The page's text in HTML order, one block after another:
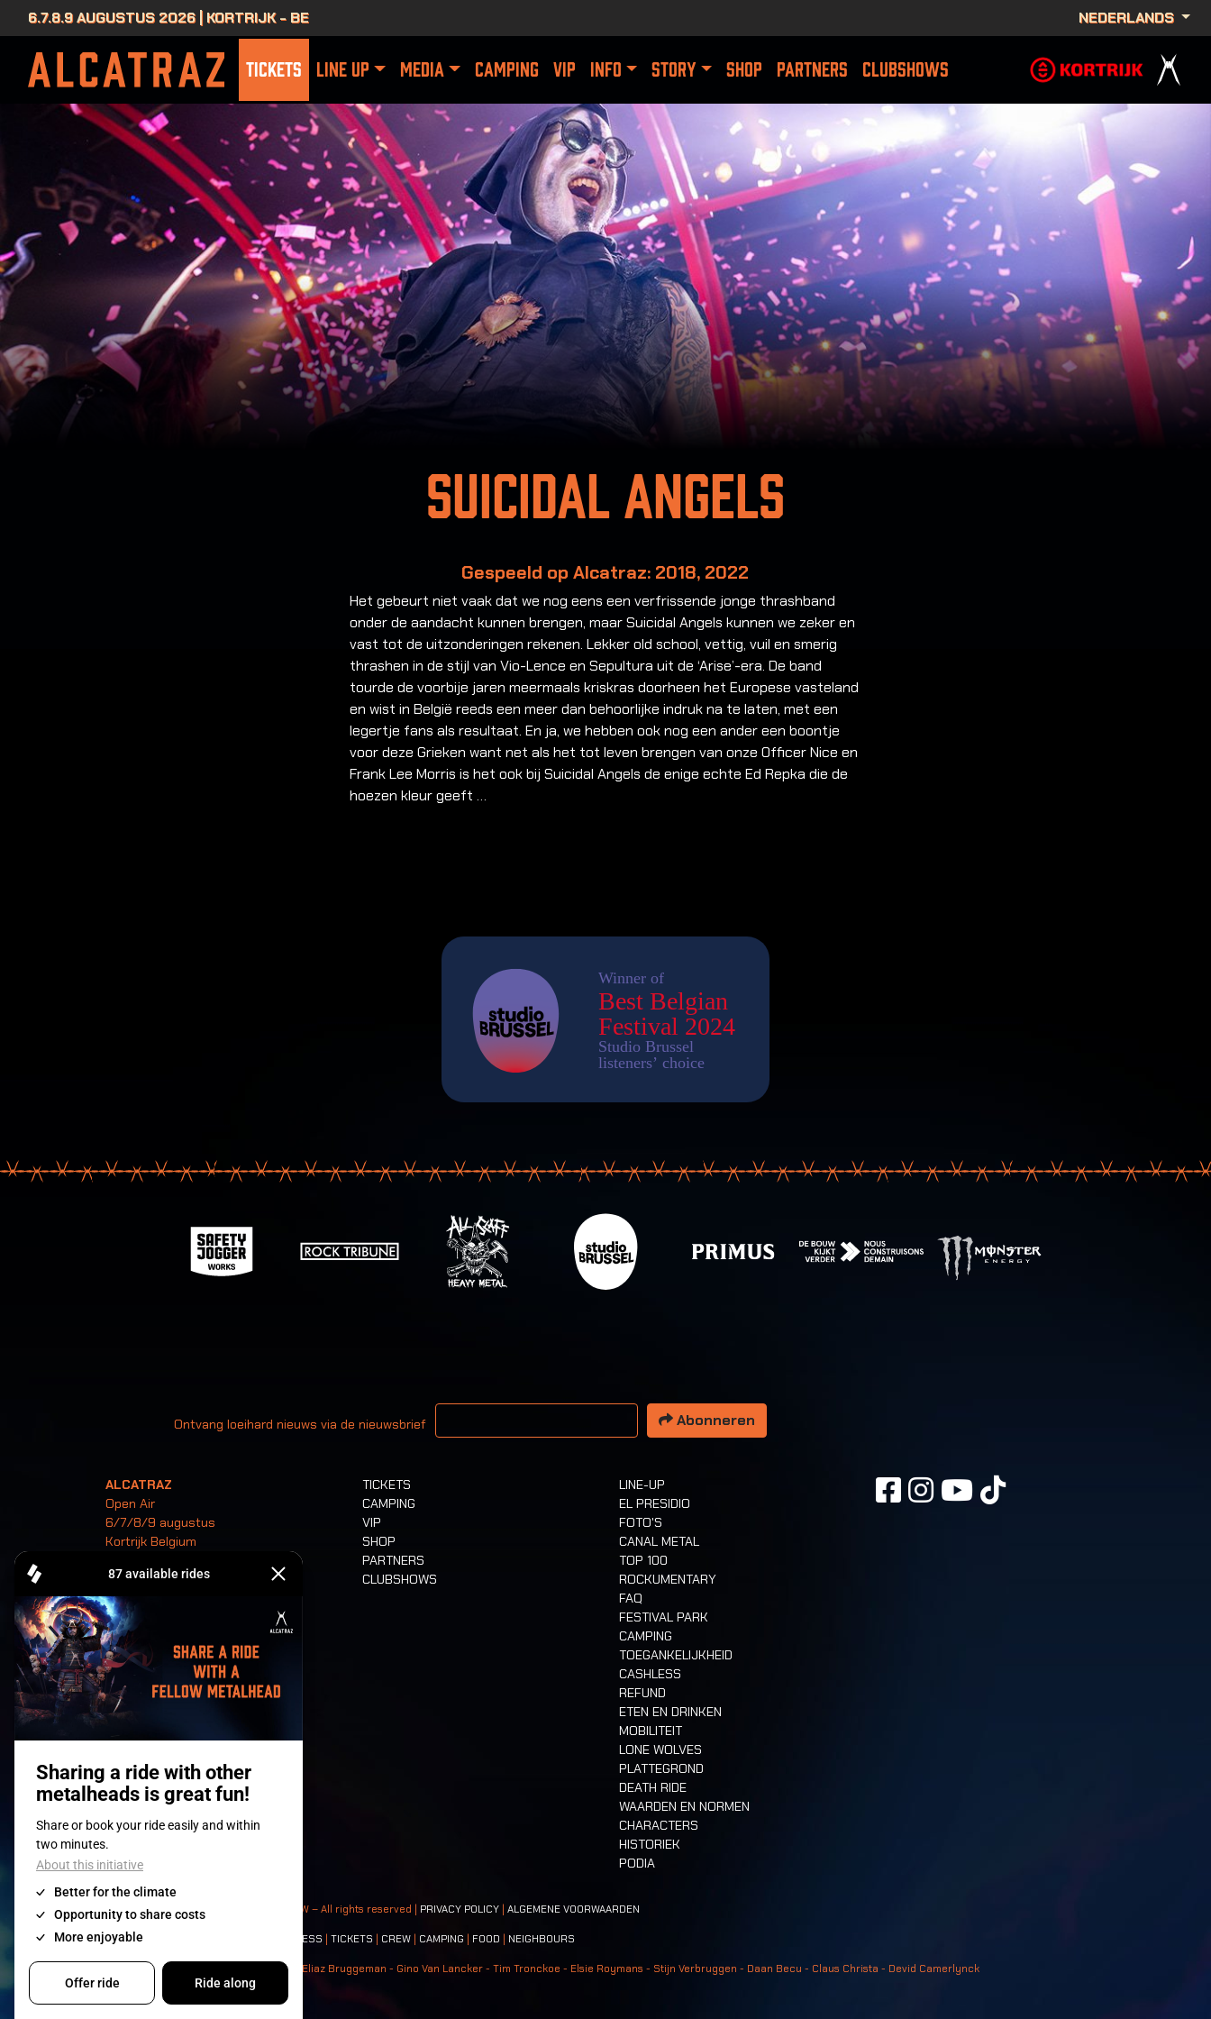
6.7.8.9 AUGUSTUS 2026 | KORTRIJK - BE NEDERLANDS
TICKETS LINE UP MEDIA CAMPING VIP INFO STORY SHOP PARTNERS CLUBSHOWS
Suicidal Angels
Gespeeld op Alcatraz: 2018, 2022
Het gebeurt niet vaak dat we nog eens een verfrissende jonge thrashband
onder de aandacht kunnen brengen, maar Suicidal Angels kunnen we zeker en
vast tot de uitzonderingen rekenen. Lekker old school, vettig, vuil en smerig
thrashen in de stijl van Vio-Lence en Sepultura uit de ‘Arise’-era. De band
tourde de voorbije jaren meermaals kriskras doorheen het Europese vasteland
en wist in België reeds een meer dan behoorlijke indruk na te laten, met een
legertje fans als resultaat. En ja, we hebben ook nog een ander een boontje
voor deze Grieken want net als het tot leven brengen van onze Officer Nice en
Frank Lee Morris is het ook bij Suicidal Angels de enige echte Ed Repka die de
hoezen kleur geeft …
Ontvang loeihard nieuws via de nieuwsbrief
Uw email adres
Abonneren
ALCATRAZ
Open Air
6/7/8/9 augustus
Kortrijk Belgium
Tickets
TICKETS
CAMPING
VIP
SHOP
PARTNERS
CLUBSHOWS
LINE-UP
EL PRESIDIO
FOTO'S
CANAL METAL
TOP 100
ROCKUMENTARY
FAQ
FESTIVAL PARK
CAMPING
TOEGANKELIJKHEID
CASHLESS
REFUND
ETEN EN DRINKEN
MOBILITEIT
LONE WOLVES
PLATTEGROND
DEATH RIDE
WAARDEN EN NORMEN
CHARACTERS
HISTORIEK
PODIA
© 2008-2026 - Apache Productions VZW – All rights reserved | PRIVACY POLICY ALGEMENE VOORWAARDEN
Contact: PRESS TICKETS CREW CAMPING FOOD NEIGHBOURS
Photos: Ann Kermans - Hans Van Hoof - Eliaz Bruggeman - Gino Van Lancker - Tim Tronckoe - Elsie Roymans - Stijn Verbruggen - Daan Becu - Claus Christa - Devid Camerlynck